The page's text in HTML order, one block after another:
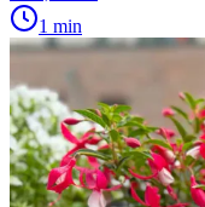
1 min